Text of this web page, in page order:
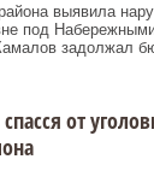
выявила
под
задолжал
от